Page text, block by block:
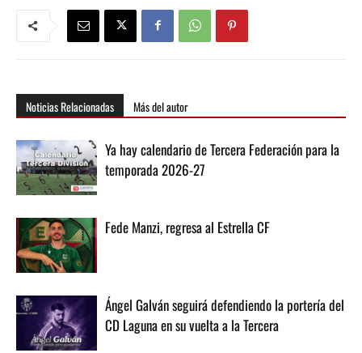
Noticias Relacionadas Más del autor
Ya hay calendario de Tercera Federación para la
temporada 2026-27
Fede Manzi, regresa al Estrella CF
Ángel Galván seguirá defendiendo la portería del
CD Laguna en su vuelta a la Tercera